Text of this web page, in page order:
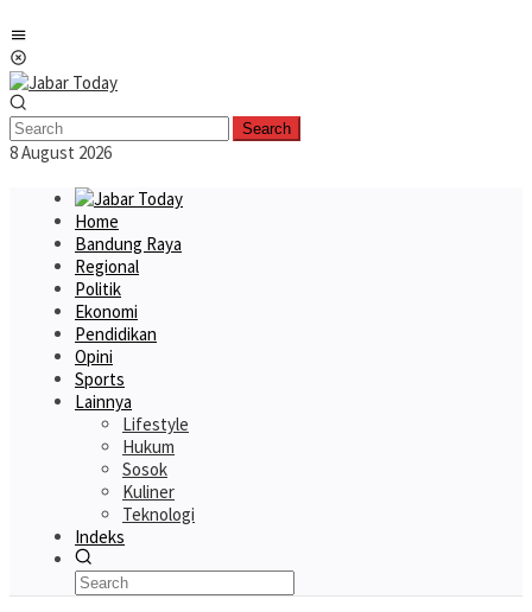
to
content
Search
8 August 2026
Home
Bandung Raya
Regional
Politik
Ekonomi
Pendidikan
Opini
Sports
Lainnya
Lifestyle
Hukum
Sosok
Kuliner
Teknologi
Indeks